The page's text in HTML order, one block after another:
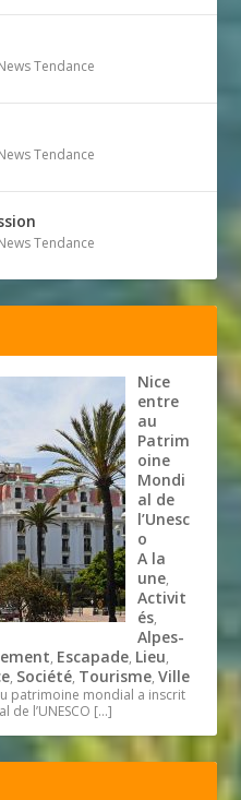
Tendance
Tendance
Tendance
Nice
entre
au
Patrim
oine
Mondi
al de
l’Unesc
o
A la
une,
Activit
és,
Alpes-
, Escapade, Lieu,
, Société, Tourisme,Ville
patrimoine mondial a inscrit
l’UNESCO […]